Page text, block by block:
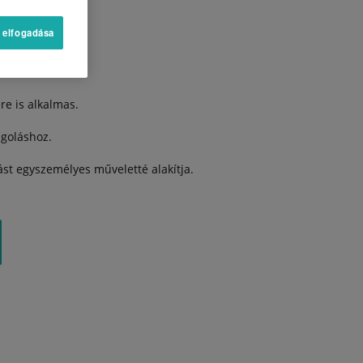
is alkalmas.
egyszemélyes műveletté alakítja.